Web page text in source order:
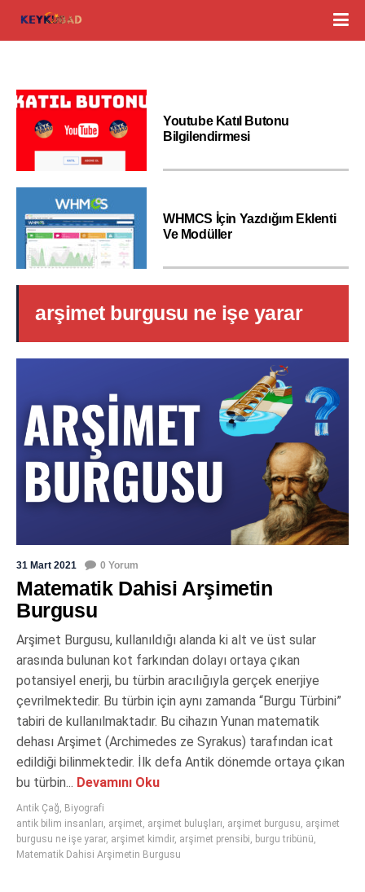
Youtube Katıl Butonu
Bilgilendirmesi
WHMCS İçin Yazdığım Eklenti
Ve Modüller
arşimet burgusu ne işe yarar
31 Mart 2021 0 Yorum
Matematik Dahisi Arşimetin
Burgusu
Arşimet Burgusu, kullanıldığı alanda ki alt ve üst sular
arasında bulunan kot farkından dolayı ortaya çıkan
potansiyel enerji, bu türbin aracılığıyla gerçek enerjiye
çevrilmektedir. Bu türbin için aynı zamanda “Burgu Türbini”
tabiri de kullanılmaktadır. Bu cihazın Yunan matematik
dehası Arşimet (Archimedes ze Syrakus) tarafından icat
edildiği bilinmektedir. İlk defa Antik dönemde ortaya çıkan
bu türbin... Devamını Oku
Antik Çağ, Biyografi
antik bilim insanları, arşimet, arşimet buluşları, arşimet burgusu, arşimet
burgusu ne işe yarar, arşimet kimdir, arşimet prensibi, burgu tribünü,
Matematik Dahisi Arşimetin Burgusu